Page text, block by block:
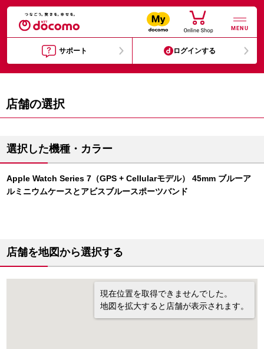
MENU
サポート ログインする
店舗の選択
選択した機種・カラー
Apple Watch Series 7（GPS + Cellularモデル） 45mm ブルーア
ルミニウムケースとアビスブルースポーツバンド
店舗を地図から選択する
現在位置を取得できませんでした。
地図を拡大すると店舗が表示されます。